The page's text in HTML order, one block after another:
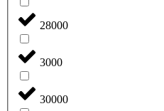
28000
3000
30000